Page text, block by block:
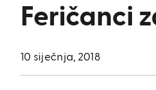
Feričanci
10 siječnja, 2018